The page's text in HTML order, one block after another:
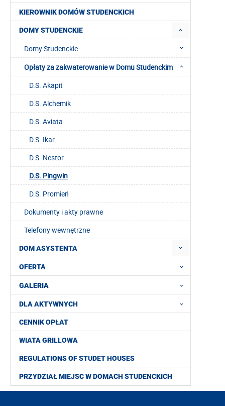
KIEROWNIK DOMÓW STUDENCKICH
DOMY STUDENCKIE
Domy Studenckie
Opłaty za zakwaterowanie w Domu Studenckim
D.S. Akapit
D.S. Alchemik
D.S. Aviata
D.S. Ikar
D.S. Nestor
D.S. Pingwin
D.S. Promień
Dokumenty i akty prawne
Telefony wewnętrzne
DOM ASYSTENTA
OFERTA
GALERIA
DLA AKTYWNYCH
CENNIK OPŁAT
WIATA GRILLOWA
REGULATIONS OF STUDET HOUSES
PRZYDZIAŁ MIEJSC W DOMACH STUDENCKICH